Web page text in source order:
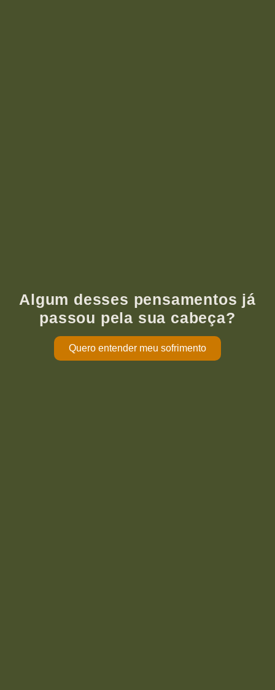
Algum desses pensamentos já
passou pela sua cabeça?
Quero entender meu sofrimento